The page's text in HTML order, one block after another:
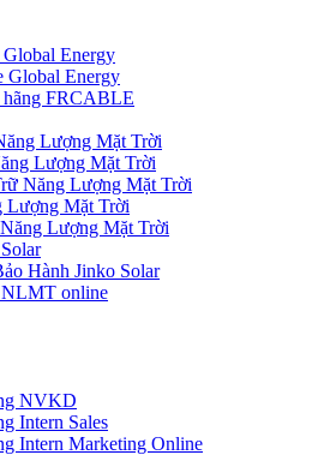
Energy
Global Energy
FRCABLE
Lượng Mặt Trời
Lượng Mặt Trời
Năng Lượng Mặt Trời
Lượng Mặt Trời
Lượng Mặt Trời
Hành Jinko Solar
online
NVKD
Intern Sales
Intern Marketing Online